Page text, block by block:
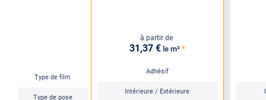
Type de film
Type de pose
à partir de
31,37 € le m² *
Adhésif
Intérieure / Extérieure